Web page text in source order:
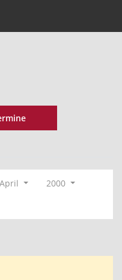
April
2000